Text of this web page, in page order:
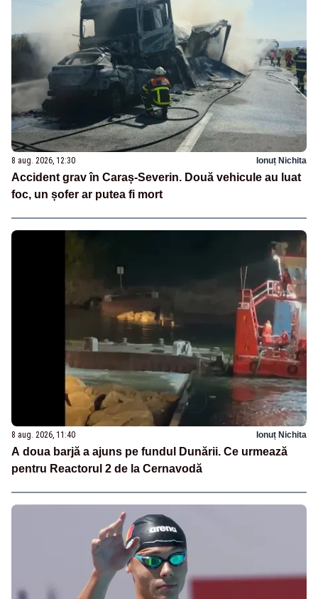
8 aug. 2026, 12:30 Ionuț Nichita
Accident grav în Caraș-Severin. Două vehicule au luat
foc, un șofer ar putea fi mort
8 aug. 2026, 11:40 Ionuț Nichita
A doua barjă a ajuns pe fundul Dunării. Ce urmează
pentru Reactorul 2 de la Cernavodă